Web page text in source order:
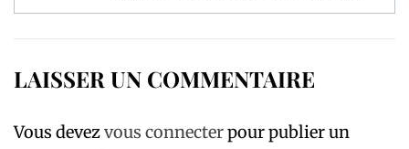
LAISSER UN COMMENTAIRE
Vous devezvous connecterpour publier un